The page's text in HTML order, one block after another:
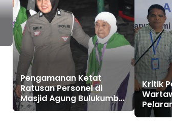
Pengamanan Ketat
Ratusan Personel di
Masjid Agung Bulukumba
untuk Pemberangkatan
Kritik
DPRD